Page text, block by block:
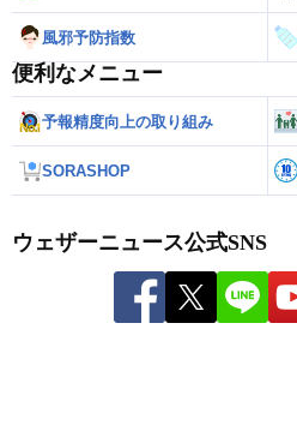
風邪予防指数
便利なメニュー
予報精度向上の取り組み
SORASHOP
ウェザーニュース公式SNS